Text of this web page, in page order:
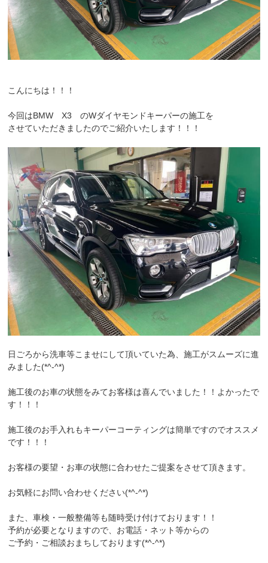
こんにちは！！！
今回はBMW X3 のWダイヤモンドキーパーの施工を
させていただきましたのでご紹介いたします！！！
日ごろから洗車等こませにして頂いていた為、施工がスムーズに進
みました(*^-^*)
施工後のお車の状態をみてお客様は喜んでいました！！よかったで
す！！！
施工後のお手入れもキーパーコーティングは簡単ですのでオススメ
です！！！
お客様の要望・お車の状態に合わせたご提案をさせて頂きます。
お気軽にお問い合わせください(*^-^*)
また、車検・一般整備等も随時受け付けております！！
予約が必要となりますので、お電話・ネット等からの
ご予約・ご相談おまちしております(*^-^*)